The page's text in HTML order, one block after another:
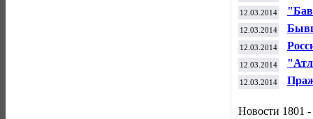
12.03.2014
12.03.2014
12.03.2014
12.03.2014
12.03.2014
Новости 1801 -